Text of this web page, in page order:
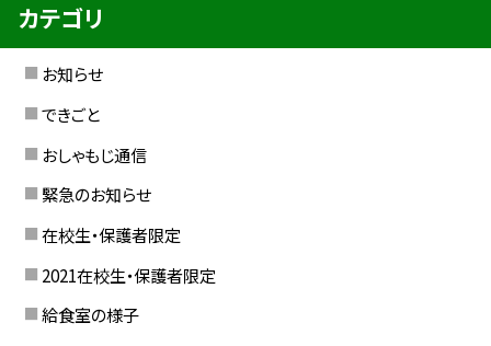
カテゴリ
お知らせ
できごと
おしゃもじ通信
緊急のお知らせ
在校生・保護者限定
2021在校生・保護者限定
給食室の様子